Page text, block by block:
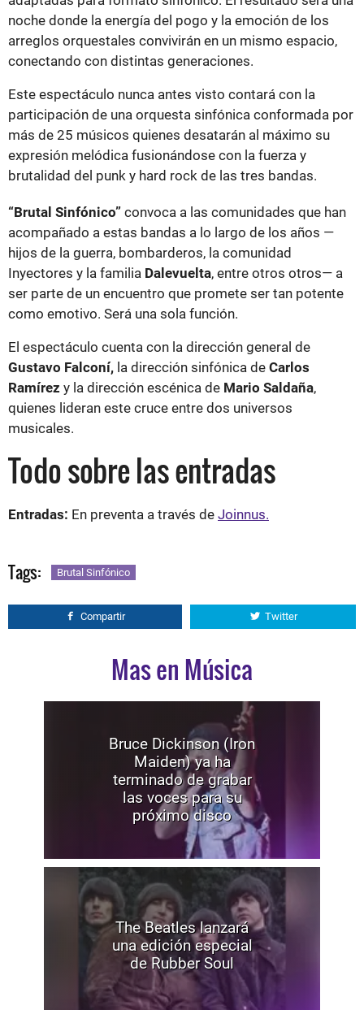
noche donde la energía del pogo y la emoción de los
arreglos orquestales convivirán en un mismo espacio,
conectando con distintas generaciones.
Este espectáculo nunca antes visto contará con la
participación de una orquesta sinfónica conformada por
más de 25 músicos quienes desatarán al máximo su
expresión melódica fusionándose con la fuerza y
brutalidad del punk y hard rock de las tres bandas.
“Brutal Sinfónico” convoca a las comunidades que han
acompañado a estas bandas a lo largo de los años —
hijos de la guerra, bombarderos, la comunidad
Inyectores y la familia Dalevuelta, entre otros otros— a
ser parte de un encuentro que promete ser tan potente
como emotivo. Será una sola función.
El espectáculo cuenta con la dirección general de
Gustavo Falconí, la dirección sinfónica de Carlos
Ramírez y la dirección escénica de Mario Saldaña,
quienes lideran este cruce entre dos universos
musicales.
Todo sobre las entradas
Entradas: En preventa a través de Joinnus.
Tags: Brutal Sinfónico
Compartir Twitter
Mas en Música
Bruce Dickinson (Iron
Maiden) ya ha
terminado de grabar
las voces para su
próximo disco
The Beatles lanzará
una edición especial
de Rubber Soul